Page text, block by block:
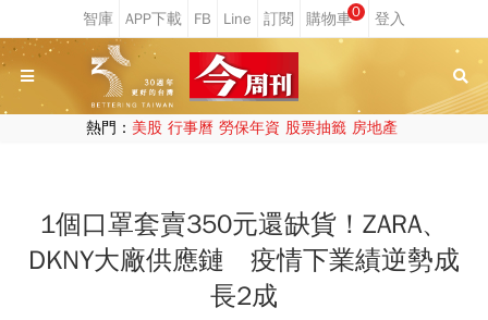
0
熱門： 美股 行事曆 勞保年資 股票抽籤 房地產
1個口罩套賣350元還缺貨！ZARA、
DKNY大廠供應鏈 疫情下業績逆勢成
長2成